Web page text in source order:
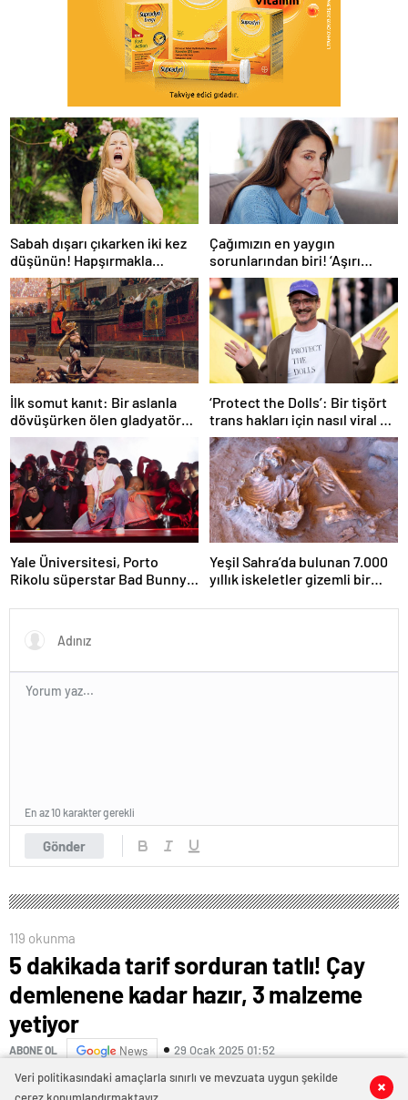
0 0
Sabah dışarı çıkarken iki kez
düşünün! Hapşırmakla
başlayıp astıma
dönüşebiliyor
Çağımızın en yaygın
sorunlarından biri! ‘Aşırı
düşünmeyle başa çıkmak
mümkün’
İlk somut kanıt: Bir aslanla
dövüşürken ölen gladyatörün
iskeleti bulundu
‘Protect the Dolls’: Bir tişört
trans hakları için nasıl viral bir
sembol haline geldi?
Yale Üniversitesi, Porto
Rikolu süperstar Bad Bunny
Yeşil Sahra’da bulunan 7.000
yıllık iskeletler gizemli bir
Gönder
En az 10 karakter gerekli
119 okunma
5 dakikada tarif sorduran tatlı! Çay
demlenene kadar hazır, 3 malzeme
yetiyor
ABONE OL News 29 Ocak 2025 01:52
0 0
Veri politikasındaki amaçlarla sınırlı ve mevzuata uygun şekilde